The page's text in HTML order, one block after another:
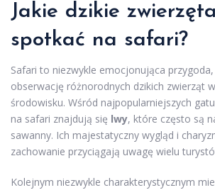
Jakie dzikie
spotkać na safari?
Safari to niezwykle emocjonująca
obserwację różnorodnych dzikich zwierząt
środowisku. Wśród najpopularniejszych
na safari znajdują się lwy, które często są
sawanny. Ich majestatyczny wygląd i
zachowanie przyciągają uwagę wielu
Kolejnym niezwykle charakterystycznym